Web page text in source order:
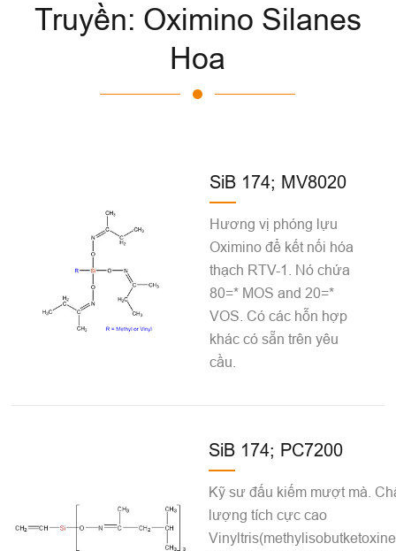
Truyền: Oximino Silanes
Hoa
SiB 174; MV8020
Hương vị phóng lựu
Oximino để kết nối hóa
thạch RTV-1. Nó chứa
80=* MOS and 20=*
VOS. Có các hỗn hợp
khác có sẵn trên yêu
cầu.
SiB 174; PC7200
Kỹ sư đấu kiếm mượt mà.
lượng tích cực cao